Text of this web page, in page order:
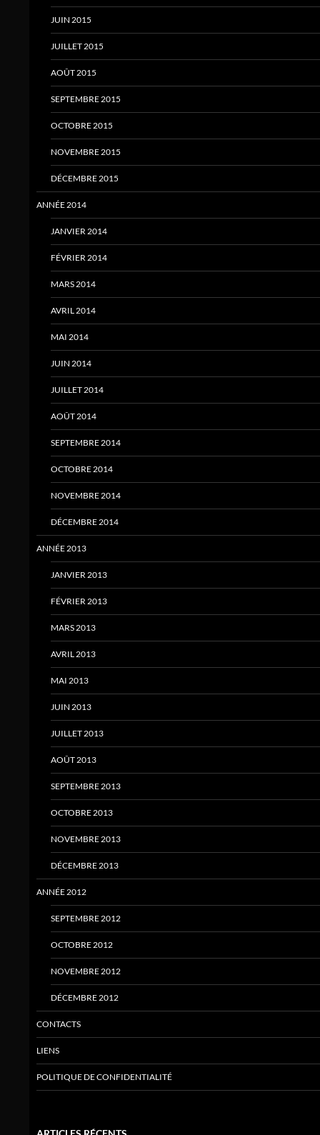
JUIN 2015
JUILLET 2015
AOÛT 2015
SEPTEMBRE 2015
OCTOBRE 2015
NOVEMBRE 2015
DÉCEMBRE 2015
ANNÉE 2014
JANVIER 2014
FÉVRIER 2014
MARS 2014
AVRIL 2014
MAI 2014
JUIN 2014
JUILLET 2014
AOÛT 2014
SEPTEMBRE 2014
OCTOBRE 2014
NOVEMBRE 2014
DÉCEMBRE 2014
ANNÉE 2013
JANVIER 2013
FÉVRIER 2013
MARS 2013
AVRIL 2013
MAI 2013
JUIN 2013
JUILLET 2013
AOÛT 2013
SEPTEMBRE 2013
OCTOBRE 2013
NOVEMBRE 2013
DÉCEMBRE 2013
ANNÉE 2012
SEPTEMBRE 2012
OCTOBRE 2012
NOVEMBRE 2012
DÉCEMBRE 2012
CONTACTS
LIENS
POLITIQUE DE CONFIDENTIALITÉ